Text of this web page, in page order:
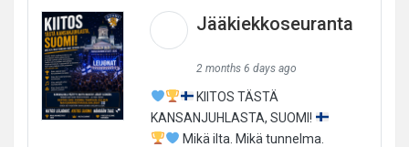
Jääkiekkoseuranta
2 months 6 days ago
KIITOS TÄSTÄ
KANSANJUHLASTA, SUOMI!
Mikä ilta. Mikä tunnelma.